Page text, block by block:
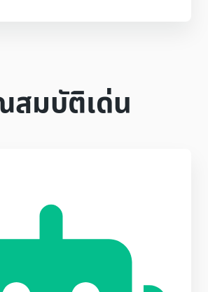
มบัติเด่น